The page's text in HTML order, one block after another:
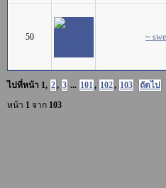
50 ~
ไปที่หน้า 1, 2, 3 ... 101, 102, 103
ถัดไป
หน้า 1 จาก 103